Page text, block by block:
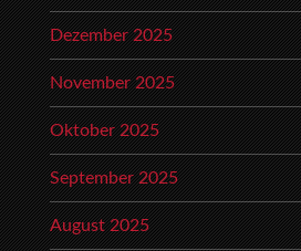
Dezember 2025
November 2025
Oktober 2025
September 2025
August 2025